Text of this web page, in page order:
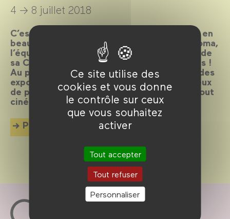
Ce site utilise des
cookies et vous donne
le contrôle sur ceux
que vous souhaitez
activer
Tout accepter
Tout refuser
Personnaliser
4 → 8 juillet 2018
C’est reparti pour un tour ! Afin de clôturer en
beauté la deuxième saison de Panic! X Chroma,
l’équipe vous propose une nouvelle édition de
sa Colo, le rendez-vous estival des cinévores !
Au programme : une vingtaine de séances, des
expos, des animations, des consoles, des jeux
de plateau, des invités… Bref, la colo que tout
cinéphile aurait rêvé de faire plus jeune.
Plus d'info